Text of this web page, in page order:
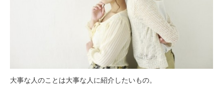
大事な人のことは大事な人に紹介したいもの。